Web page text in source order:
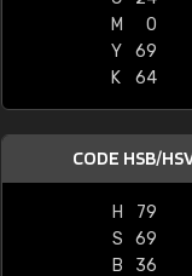
M
0
Y
69
K
64
CODE HSB/
H
79
S
69
B
36